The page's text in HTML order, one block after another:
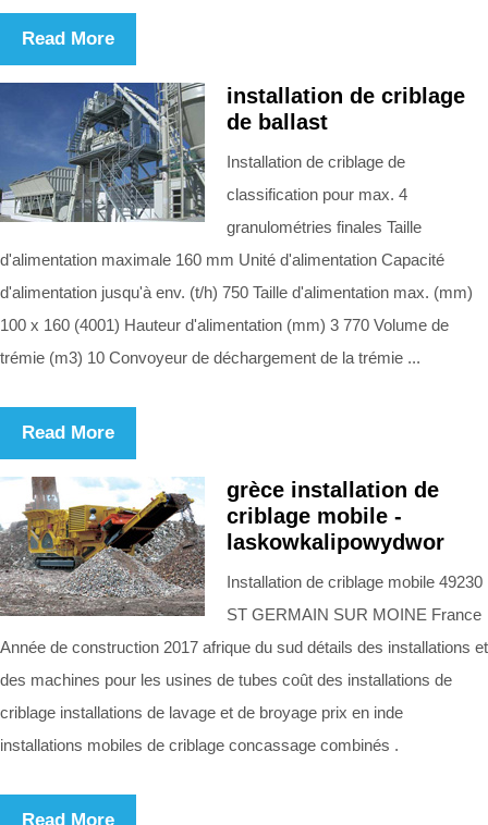
Read More
installation de criblage
de ballast
Installation de criblage de
classification pour max. 4
granulométries finales Taille
d'alimentation maximale 160 mm Unité d'alimentation Capacité
d'alimentation jusqu'à env. (t/h) 750 Taille d'alimentation max. (mm)
100 x 160 (4001) Hauteur d'alimentation (mm) 3 770 Volume de
trémie (m3) 10 Convoyeur de déchargement de la trémie ...
Read More
grèce installation de
criblage mobile -
laskowkalipowydwor
Installation de criblage mobile 49230
ST GERMAIN SUR MOINE France
Année de construction 2017 afrique du sud détails des installations et
des machines pour les usines de tubes coût des installations de
criblage installations de lavage et de broyage prix en inde
installations mobiles de criblage concassage combinés .
Read More